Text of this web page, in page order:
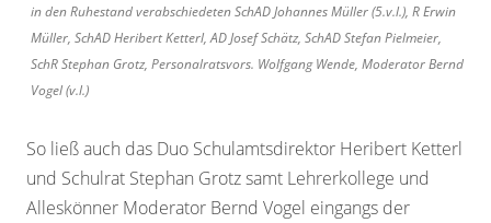
in den Ruhestand verabschiedeten SchAD Johannes Müller (5.v.l.), R Erwin
Müller, SchAD Heribert Ketterl, AD Josef Schätz, SchAD Stefan Pielmeier,
SchR Stephan Grotz, Personalratsvors. Wolfgang Wende, Moderator Bernd
Vogel (v.l.)
So ließ auch das Duo Schulamtsdirektor Heribert Ketterl
und Schulrat Stephan Grotz samt Lehrerkollege und
Alleskönner Moderator Bernd Vogel eingangs der